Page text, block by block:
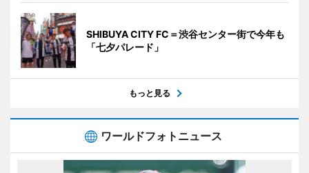
SHIBUYA CITY FC＝渋谷センター街で今年も
「七夕パレード」
もっと見る
ワールドフォトニュース